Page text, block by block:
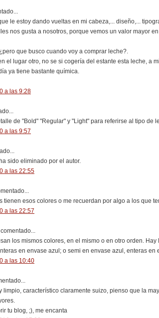
le estoy dando vueltas en mi cabeza,... diseño,...
nos gusta a nosotros, porque vemos un valor mayor
que busco cuando voy a comprar leche?.
el lugar otro, no se si cogería del estante esta leche, a
ya tiene bastante química.
a las 9:28
de "Bold" "Regular" y "Light" para referirse al tipo de
a las 9:57
sido eliminado por el autor.
a las 22:55
tienen esos colores o me recuerdan por algo a los que
a las 22:57
comentado...
los mismos colores, en el mismo o en otro orden.
en envase azul; o semi en envase azul, enteras en
a las 10:40
limpio, característico claramente suizo, pienso que la
tu blog, ;), me encanta